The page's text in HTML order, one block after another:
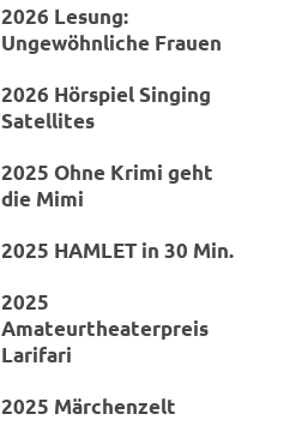
2026 Lesung:
Ungewöhnliche Frauen
2026 Hörspiel Singing
Satellites
2025 Ohne Krimi geht
die Mimi
2025 HAMLET in 30 Min.
2025
Amateurtheaterpreis
Larifari
2025 Märchenzelt